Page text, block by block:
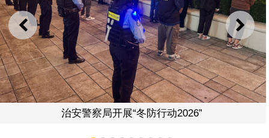
上一则 下一
防行动2026” 治安警察局开展